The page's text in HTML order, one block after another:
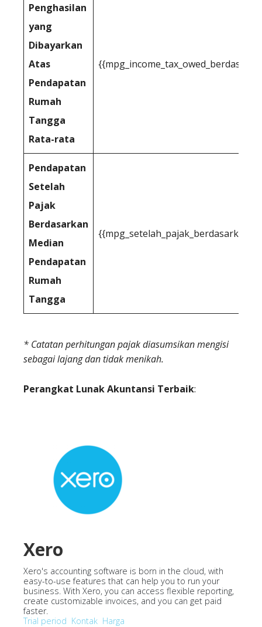
Penghasilan
yang
Dibayarkan
Atas
Pendapatan
Rumah
Tangga
Rata-rata
Pendapatan
Setelah
Pajak
Berdasarkan
Median
Pendapatan
Rumah
Tangga
* Catatan perhitungan pajak diasumsikan mengisi
sebagai lajang dan tidak menikah.
Perangkat Lunak Akuntansi Terbaik:
Xero
Xero's accounting software is born in the cloud, with
easy-to-use features that can help you to run your
business. With Xero, you can access flexible reporting,
create customizable invoices, and you can get paid
faster.
Trial period Kontak Harga